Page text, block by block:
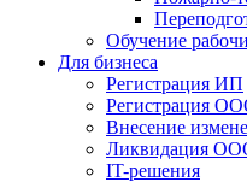
Обучение
Для бизнеса
Регистрация ИП
Регистрация
Внесение
Ликвидация
IT-решения